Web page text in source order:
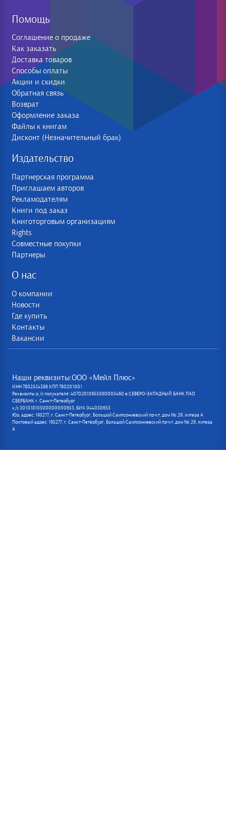
Помощь
Соглашение о продаже
Как заказать
Доставка товаров
Способы оплаты
Акции и скидки
Обратная связь
Возврат
Оформление заказа
Файлы к книгам
Дисконт (Незначительный брак)
Издательство
Партнерская программа
Приглашаем авторов
Рекламодателям
Книги под заказ
Книготорговым организациям
Rights
Совместные покупки
Партнеры
О нас
О компании
Новости
Где купить
Контакты
Вакансии
Наши реквизиты:ООО «Мейл Плюс»
ИНН 7802524386 КПП 780201001
Реквизиты р /с получателя: 40702810955080005460 в СЕВЕРО-ЗАПАДНЫЙ БАНК ПАО
СБЕРБАНК г. Санкт-Петербург
к/с 30101810500000000653, БИК 044030653
Юр. адрес: 195277, г. Санкт-Петербург, Большой Сампсониевский пр-кт, дом № 29, литера А
Почтовый адрес: 195277, г. Санкт-Петербург, Большой Сампсониевский пр-кт, дом № 29, литера
А